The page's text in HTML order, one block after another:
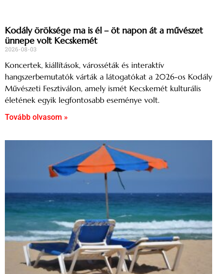
Kodály öröksége ma is él – öt napon át a művészet
ünnepe volt Kecskemét
2026-08-03
Koncertek, kiállítások, városséták és interaktív
hangszerbemutatók várták a látogatókat a 2026-os Kodály
Művészeti Fesztiválon, amely ismét Kecskemét kulturális
életének egyik legfontosabb eseménye volt.
Tovább olvasom »